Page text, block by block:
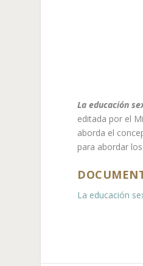
La educación
editada por el
aborda el
para abordar
La educación